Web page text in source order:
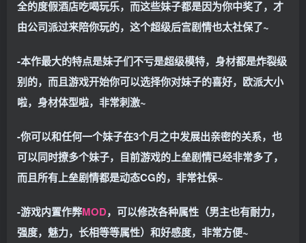
全的度假酒店吃喝玩乐，而这些妹子都是因为你中奖了，才
由公司派过来陪你玩的，这个超级后宫剧情也太社保了~
-本作最大的特点是妹子们不亏是超级模特，身材都是炸裂级
别的，而且游戏开始你可以选择你对妹子的喜好，欧派大小
啦，身材体型啦，非常刺激~
-你可以和任何一个妹子在3个月之中发展出亲密的关系，也
可以同时撩多个妹子，目前游戏的上垒剧情已经非常多了，
而且所有上垒剧情都是动态CG的，非常社保~
-游戏内置作弊MOD，可以修改各种属性（男主也有耐力，
强度，魅力，长相等等属性）和好感度，非常方便~